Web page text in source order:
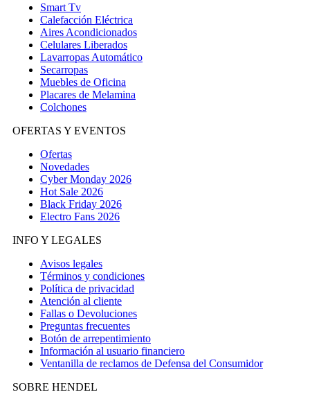
Smart Tv
Calefacción Eléctrica
Aires Acondicionados
Celulares Liberados
Lavarropas Automático
Secarropas
Muebles de Oficina
Placares de Melamina
Colchones
OFERTAS Y EVENTOS
Ofertas
Novedades
Cyber Monday 2026
Hot Sale 2026
Black Friday 2026
Electro Fans 2026
INFO Y LEGALES
Avisos legales
Términos y condiciones
Política de privacidad
Atención al cliente
Fallas o Devoluciones
Preguntas frecuentes
Botón de arrepentimiento
Información al usuario financiero
Ventanilla de reclamos de Defensa del Consumidor
SOBRE HENDEL